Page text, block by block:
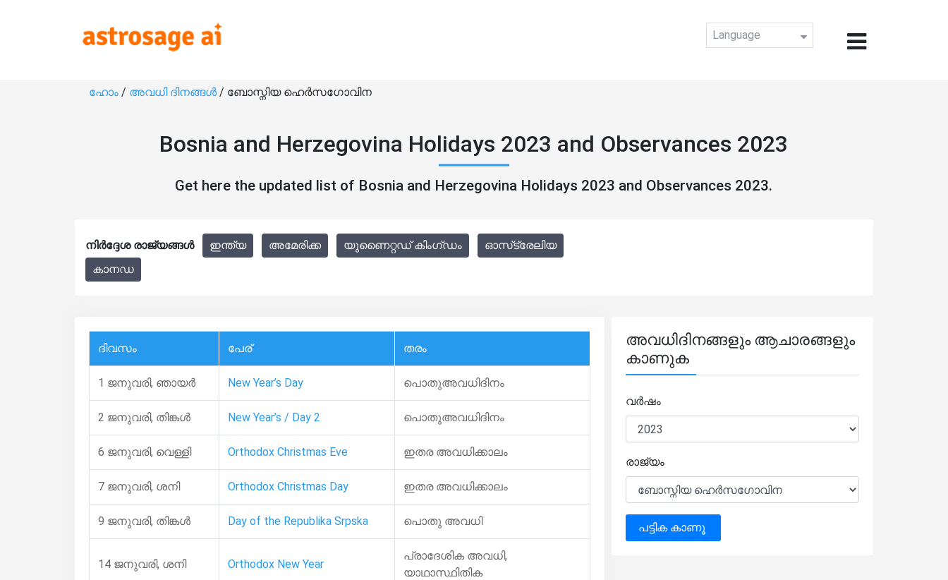
Language
ഹോം / അവധി ദിനങ്ങൾ / ബോസ്നിയ ഹെർസഗോവിന
Bosnia and Herzegovina Holidays 2023 and Observances 2023
Get here the updated list of Bosnia and Herzegovina Holidays 2023 and Observances 2023.
നിർദ്ദേശ രാജ്യങ്ങൾ ഇന്ത്യ അമേരിക്ക യുണൈറ്റഡ് കിംഗ്ഡം
ഓസ്‌ട്രേലിയ
കാനഡ
ദിവസം പേര് തരം
1 ജനുവരി, ഞായർ New Year’s Day പൊതുഅവധിദിനം
2 ജനുവരി, തിങ്കള്‍ New Year’s / Day 2 പൊതുഅവധിദിനം
6 ജനുവരി, വെള്ളി Orthodox Christmas Eve ഇതര അവധിക്കാലം
7 ജനുവരി, ശനി Orthodox Christmas Day ഇതര അവധിക്കാലം
9 ജനുവരി, തിങ്കള്‍ Day of the Republika Srpska പൊതു അവധി
14 ജനുവരി, ശനി Orthodox New Year
പ്രാദേശിക അവധി,
യാഥാസ്ഥിതിക
അവധിദിനങ്ങളും ആചാരങ്ങളും
കാണുക
വർഷം
രാജ്യം
പട്ടിക കാണൂ